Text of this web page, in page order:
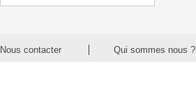
Nous contacter Qui sommes nous ?